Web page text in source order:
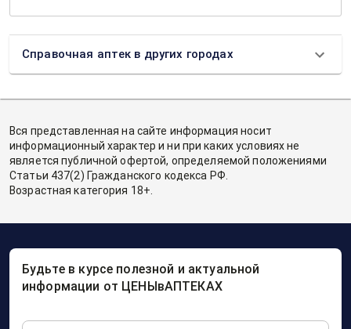
Справочная аптек в других городах
Вся представленная на сайте информация носит
информационный характер и ни при каких условиях не
является публичной офертой, определяемой положениями
Статьи 437(2) Гражданского кодекса РФ.
Возрастная категория 18+.
Будьте в курсе полезной и актуальной
информации от ЦЕНЫвАПТЕКАХ